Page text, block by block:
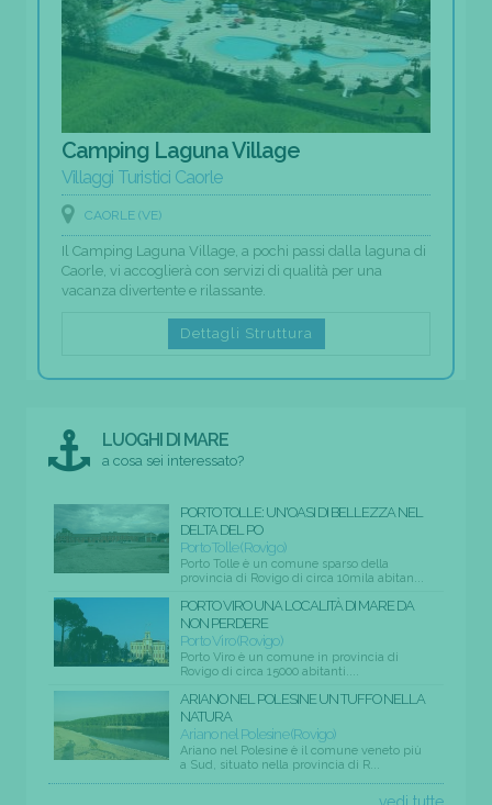
Camping Laguna Village
Villaggi Turistici Caorle
CAORLE (VE)
Il Camping Laguna Village, a pochi passi dalla laguna di
Caorle, vi accoglierà con servizi di qualità per una
vacanza divertente e rilassante.
Dettagli Struttura
LUOGHI DI MARE
a cosa sei interessato?
PORTO TOLLE: UN'OASI DI BELLEZZA NEL
DELTA DEL PO
Porto Tolle (Rovigo)
Porto Tolle è un comune sparso della
provincia di Rovigo di circa 10mila abitan...
PORTO VIRO UNA LOCALITÀ DI MARE DA
NON PERDERE
Porto Viro (Rovigo)
Porto Viro è un comune in provincia di
Rovigo di circa 15000 abitanti....
ARIANO NEL POLESINE UN TUFFO NELLA
NATURA
Ariano nel Polesine (Rovigo)
Ariano nel Polesine è il comune veneto più
a Sud, situato nella provincia di R...